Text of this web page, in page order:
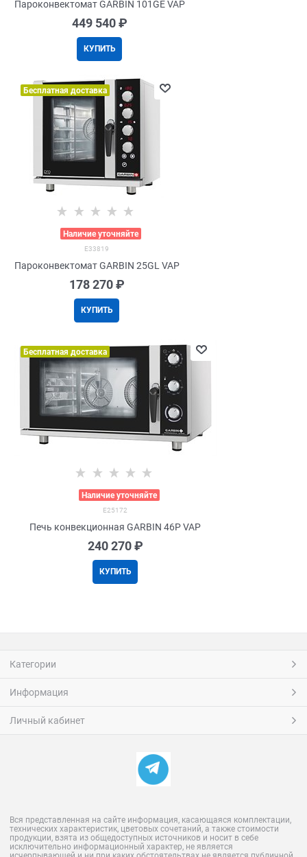
Пароконвектомат GARBIN 101GE VAP
449 540 ₽
КУПИТЬ
Бесплатная доставка
Наличие уточняйте
E33819
Пароконвектомат GARBIN 25GL VAP
178 270 ₽
КУПИТЬ
Бесплатная доставка
Наличие уточняйте
E25172
Печь конвекционная GARBIN 46P VAP
240 270 ₽
КУПИТЬ
Категории
Информация
Личный кабинет
Вся представленная на сайте информация, касающаяся комплектации,
технических характеристик, цветовых сочетаний, а также стоимости
продукции, взята из общедоступных источников и носит в себе
исключительно информационный характер, не является